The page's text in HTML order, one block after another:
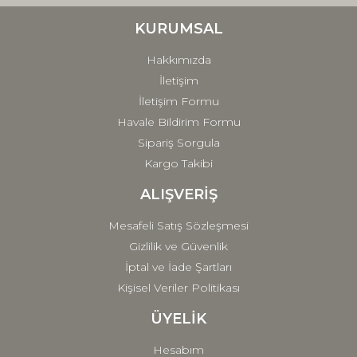
Ürün fiyatı diğer sitelerden daha pahalı.
Gönder
KURUMSAL
Hakkımızda
İletişim
İletişim Formu
Havale Bildirim Formu
Sipariş Sorgula
Kargo Takibi
ALIŞVERİŞ
Mesafeli Satış Sözleşmesi
Gizlilik ve Güvenlik
İptal ve İade Şartları
Kişisel Veriler Politikası
ÜYELİK
Hesabım